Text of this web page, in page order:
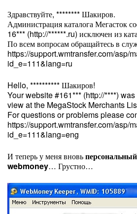
Здравствуйте, ******** Шакиров.
Администрация каталога Мегасток
16*** (http://******.ru) исключен из
По всем вопросам обращайтесь в
https://support.wmtransfer.com/asp/
id_e=111&lang=ru
Hello, ********** Шакиров!
Your website #161*** (http://****)
view at the MegaStock Merchants
For questions or problems please
https://support.wmtransfer.com/asp/
id_e=111&lang=eng
И теперь у меня вновь
webmoney… Грустно…